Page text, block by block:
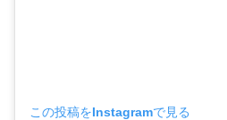
この投稿をInstagramで見る